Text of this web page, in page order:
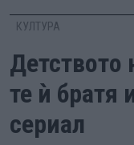
КУЛТУРА
те ѝ братя
сериал